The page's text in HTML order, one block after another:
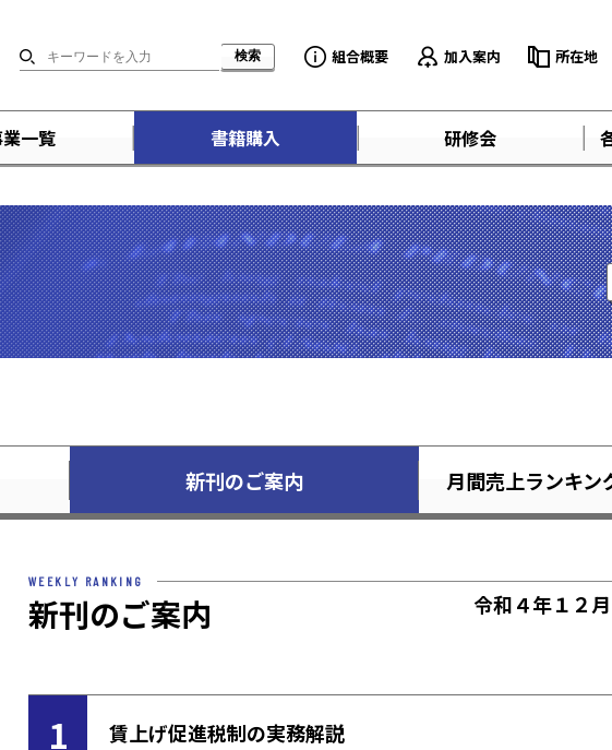
組合概要 加入案内 所在地
一覧 書籍購入 研修会
新刊のご案内 月間売上ランキン
WEEKLY RANKING
新刊のご案内 令和４年１２
1 賃上げ促進税制の実務解説